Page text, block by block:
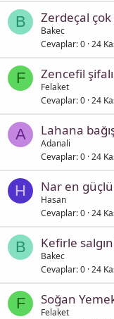
B Zerdeçal
Bakec
Cevaplar 0 24
F Zencefil
Felaket
Cevaplar 0 24
A Lahana
Adanali
Cevaplar 0 24
H Nar en
Hasan
Cevaplar 0 24
B Kefirle
Bakec
Cevaplar 0 24
F Soğan
Felaket